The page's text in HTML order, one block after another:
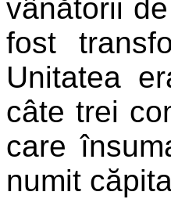
vânătorii
fost
Unitatea
câte trei
care
numit